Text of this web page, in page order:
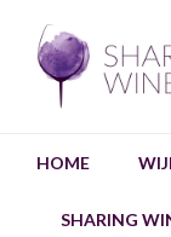
HOME
SHARING